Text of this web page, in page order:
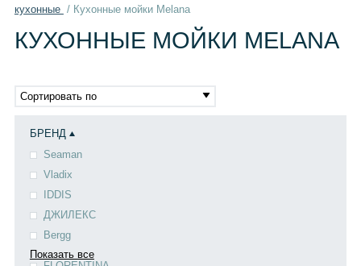
кухонные / Кухонные мойки Melana
КУХОННЫЕ МОЙКИ MELANA
Сортировать по
БРЕНД
Seaman
Vladix
IDDIS
ДЖИЛЕКС
Bergg
Показать все